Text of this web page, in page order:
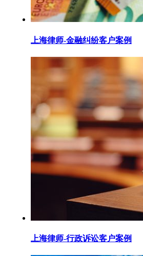
上海律师-金融纠纷客户案例
上海律师-行政诉讼客户案例